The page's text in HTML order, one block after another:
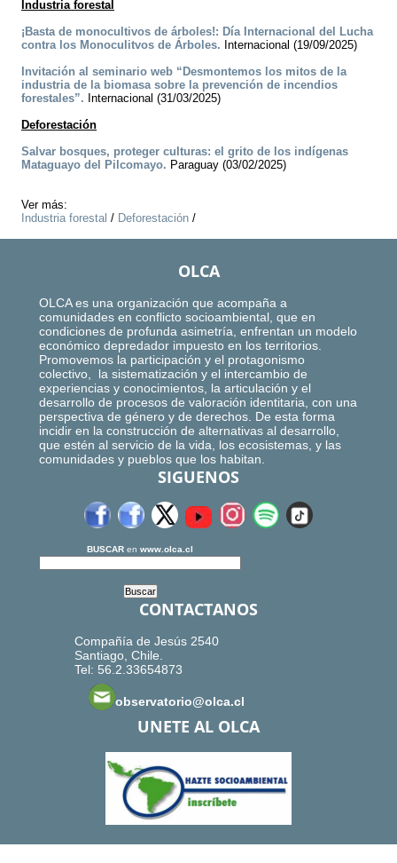
Industria forestal
¡Basta de monocultivos de árboles!: Día Internacional del Lucha
contra los Monoculitvos de Árboles. Internacional (19/09/2025)
Invitación al seminario web “Desmontemos los mitos de la
industria de la biomasa sobre la prevención de incendios
forestales”. Internacional (31/03/2025)
Deforestación
Salvar bosques, proteger culturas: el grito de los indígenas
Mataguayo del Pilcomayo. Paraguay (03/02/2025)
Ver más:
Industria forestal / Deforestación /
OLCA
OLCA es una organización que acompaña a
comunidades en conflicto socioambiental, que en
condiciones de profunda asimetría, enfrentan un modelo
económico depredador impuesto en los territorios.
Promovemos la participación y el protagonismo
colectivo, la sistematización y el intercambio de
experiencias y conocimientos, la articulación y el
desarrollo de procesos de valoración identitaria, con una
perspectiva de género y de derechos. De esta forma
incidir en la construcción de alternativas al desarrollo,
que estén al servicio de la vida, los ecosistemas, y las
comunidades y pueblos que los habitan.
SIGUENOS
BUSCAR en www.olca.cl
CONTACTANOS
Compañía de Jesús 2540
Santiago, Chile.
Tel: 56.2.33654873
observatorio@olca.cl
UNETE AL OLCA